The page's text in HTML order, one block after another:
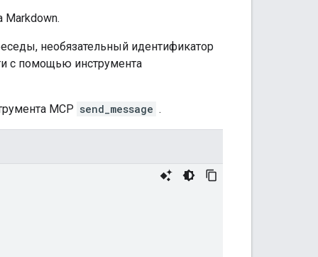
Markdown.
необязательный идентификатор
с помощью инструмента
MCP send_message .